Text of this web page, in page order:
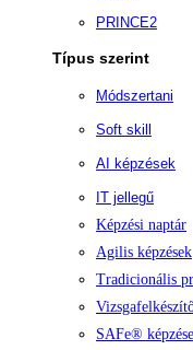
PRINCE2
Típus szerint
Módszertani
Soft skill
AI képzések
IT jellegű
Képzési naptár
Agilis képzések
Tradicionális
SAFe®